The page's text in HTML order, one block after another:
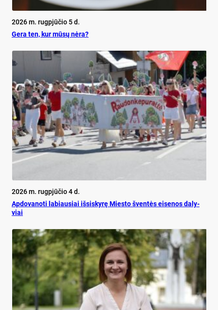
2026 m. rugpjūčio 5 d.
Ge­ra ten, kur mū­sų nė­ra?
2026 m. rugpjūčio 4 d.
Ap­do­va­no­ti la­biau­siai iš­si­sky­rę Mies­to šven­tės ei­se­nos da­ly­
viai